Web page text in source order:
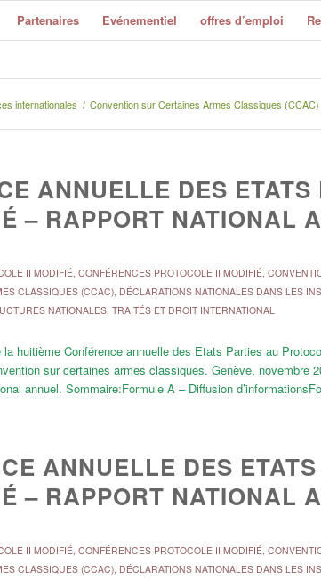
Partenaires Evénementiel offres d’emploi
internationales / Convention sur Certaines Armes Classiques (CCAC)
ANNUELLE DES ETATS
– RAPPORT NATIONAL
II MODIFIÉ, CONFÉRENCES PROTOCOLE II MODIFIÉ,
CLASSIQUES (CCAC), DÉCLARATIONS NATIONALES DANS LES
NATIONALES, TRAITÉS ET DROIT INTERNATIONAL
huitième Conférence annuelle des Etats Parties au
sur certaines armes classiques. Genève, novembre
annuel. Sommaire:Formule A – Diffusion
ANNUELLE DES
– RAPPORT NATIONAL
II MODIFIÉ, CONFÉRENCES PROTOCOLE II MODIFIÉ,
CLASSIQUES (CCAC), DÉCLARATIONS NATIONALES DANS LES